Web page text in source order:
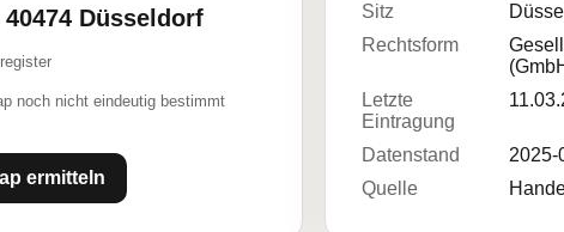
Düsseldorf
noch nicht eindeutig bestimmt
ermitteln
Sitz
Rechtsform
Letzte
Eintragung
Datenstand
2025-
Quelle